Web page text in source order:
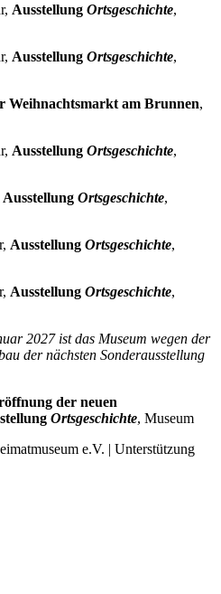
Ausstellung Ortsgeschichte,
Ausstellung Ortsgeschichte,
Weihnachtsmarkt am Brunnen,
Ausstellung Ortsgeschichte,
Ausstellung Ortsgeschichte,
Ausstellung Ortsgeschichte,
Ausstellung Ortsgeschichte,
2027 ist das Museum wegen der
der nächsten Sonderausstellung
der neuen
Ortsgeschichte, Museum
e.V. | Unterstützung